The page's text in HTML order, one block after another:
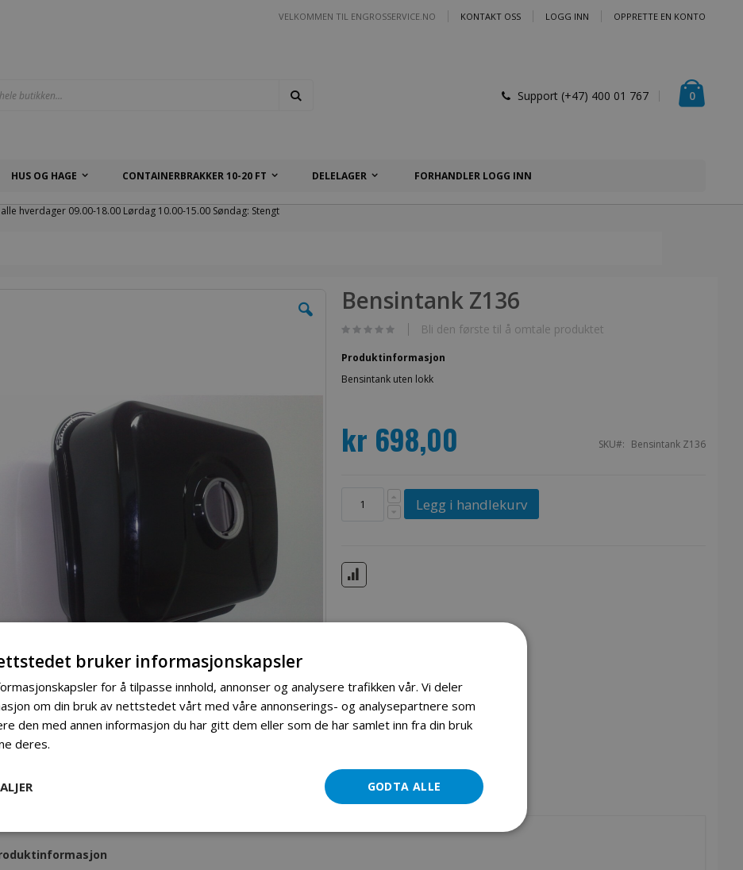
VELKOMMEN TIL ENGROSSERVICE.NO KONTAKT OSS LOGG INN OPPRETTE EN KONTO
0varer
Support (+47) 400 01 767
HUS OG HAGE CONTAINERBRAKKER 10-20 FT DELELAGER FORHANDLER LOGG INN
hverdager 09.00-18.00 Lørdag 10.00-15.00 Søndag: Stengt
Bensintank Z136
Bli den første til å omtale produktet
Produktinformasjon
Bensintank uten lokk
kr 698,00 SKU Bensintank Z136
Legg i handlekurv
bruker informasjonskapsler
for å tilpasse innhold, annonser og analysere trafikken vår. Vi deler
om din bruk av nettstedet vårt med våre annonserings- og analysepartnere som
den med annen informasjon du har gitt dem eller som de har samlet inn fra din bruk
deres.
GODTA ALLE